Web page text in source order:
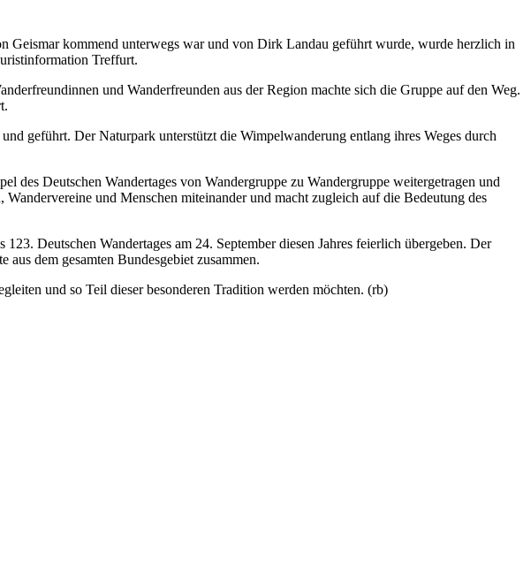
Geismar kommend unterwegs war und von Dirk Landau geführt wurde, wurde herzlich in
Treffurt.
und Wanderfreunden aus der Region machte sich die Gruppe auf den Weg.
geführt. Der Naturpark unterstützt die Wimpelwanderung entlang ihres Weges durch
des Deutschen Wandertages von Wandergruppe zu Wandergruppe weitergetragen und
und Menschen miteinander und macht zugleich auf die Bedeutung des
Deutschen Wandertages am 24. September diesen Jahres feierlich übergeben. Der
dem gesamten Bundesgebiet zusammen.
und so Teil dieser besonderen Tradition werden möchten. (rb)